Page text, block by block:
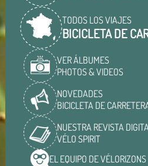
TODOS LOS VIAJES
BICICLETA DE
VER ÁLBUMES
PHOTOS & VIDEOS
NOVEDADES
BICICLETA DE
NUESTRA REVISTA
VÉLO SPIRIT
EL EQUIPO DEVÉLORIZONS